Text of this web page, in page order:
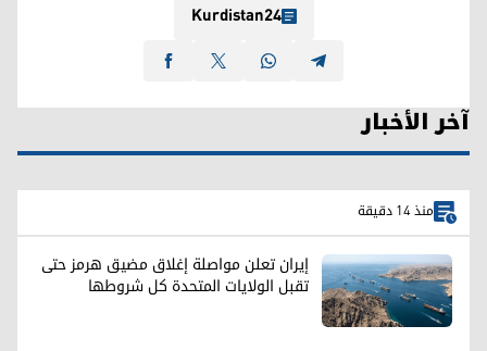
Kurdistan24
آخر الأخبار
منذ 14 دقيقة
إيران تعلن مواصلة إغلاق مضيق هرمز حتى
تقبل الولايات المتحدة كل شروطها